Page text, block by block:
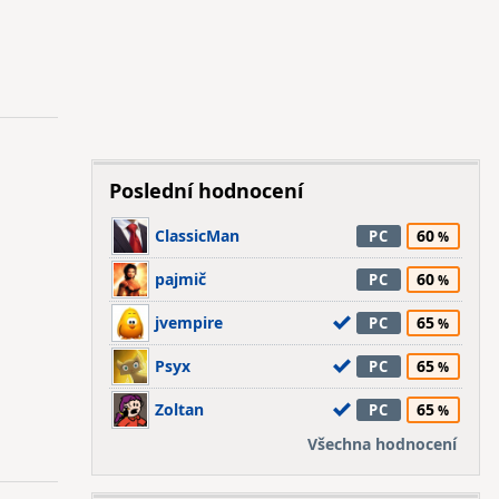
Poslední hodnocení
ClassicMan PC 60
pajmič PC 60
jvempire PC 65
Psyx PC 65
Zoltan PC
65
Všechna hodnocení